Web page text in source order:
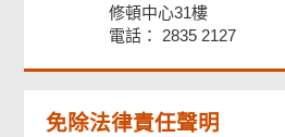
修頓中心31樓
電話： 2835 2127
免除法律責任聲明